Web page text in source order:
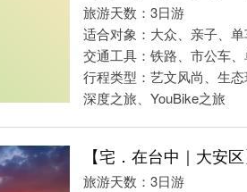
旅游天数：3日游
适合对象：大众、亲子、
交通工具：铁路、市公车
行程类型：艺文风尚、生态
深度之旅、YouBike之旅
【宅．在台中｜大安区
旅游天数：3日游